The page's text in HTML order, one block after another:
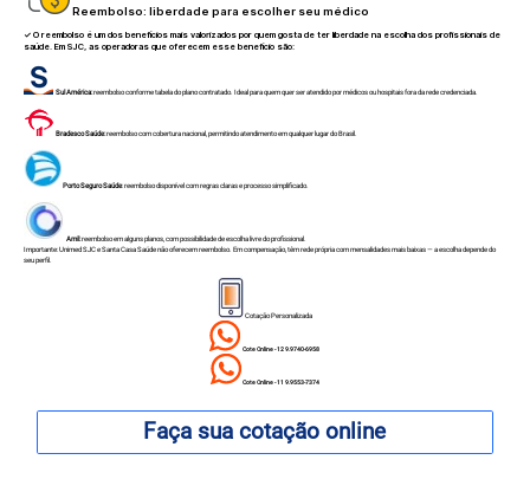
Faça sua cotação online
Reembolso: liberdade para escolher seu médico
✓O reembolso é um dos benefícios mais valorizados por quem gosta de ter liberdade na escolha dos profissionais de
saúde. Em SJC, as operadoras que oferecem esse benefício são:
Sul América:reembolso conforme tabela do plano contratado. Ideal para quem quer ser atendido por médicos ou hospitais fora da rede credenciada.
Bradesco Saúde:reembolso com cobertura nacional, permitindo atendimento em qualquer lugar do Brasil.
Porto Seguro Saúde: reembolso disponível com regras claras e processo simplificado.
Amil:reembolso em alguns planos, com possibilidade de escolha livre do profissional.
Importante: Unimed SJC e Santa Casa Saúde não oferecem reembolso. Em compensação, têm rede própria com mensalidades mais baixas — a escolha depende do
seu perfil.
Cotação Personalizada
Cote Online - 12 9.9740-6958
Cote Online - 11 9.9553-7374